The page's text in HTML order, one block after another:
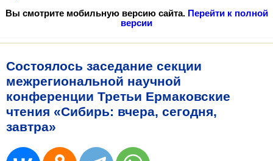
Вы смотрите мобильную версию сайта. Перейти к полной
версии
Состоялось заседание секции
межрегиональной научной
конференции Третьи Ермаковские
чтения «Сибирь: вчера, сегодня,
завтра»